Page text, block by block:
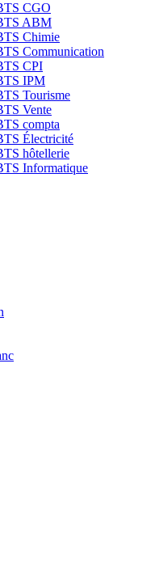
CGO
ABM
Chimie
Communication
CPI
IPM
Tourisme
Vente
compta
Électricité
hôtellerie
Informatique